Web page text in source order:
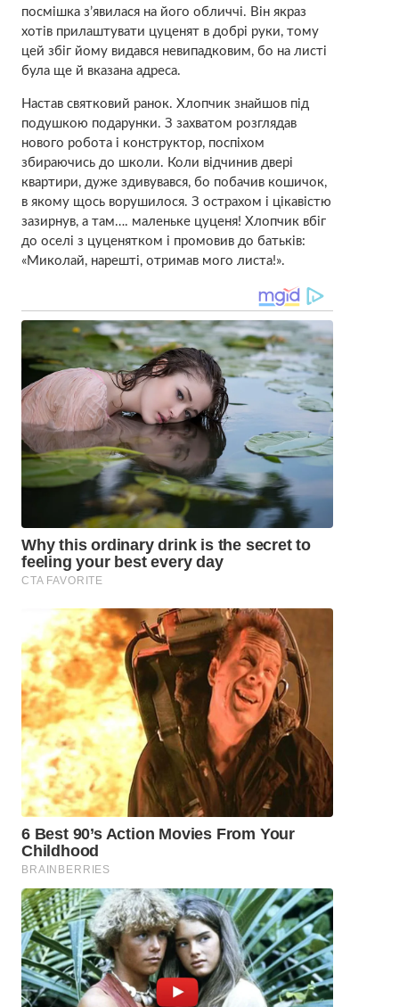
посмішка з’явилася на його обличчі. Він якраз
хотів прилаштувати цуценят в добрі руки, тому
цей збіг йому видався невипадковим, бо на листі
була ще й вказана адреса.
Настав святковий ранок. Хлопчик знайшов під
подушкою подарунки. З захватом розглядав
нового робота і конструктор, поспіхом
збираючись до школи. Коли відчинив двері
квартири, дуже здивувався, бо побачив кошичок,
в якому щось ворушилося. З острахом і цікавістю
зазирнув, а там…. маленьке цуценя! Хлопчик вбіг
до оселі з цуценятком і промовив до батьків:
«Миколай, нарешті, отримав мого листа!».